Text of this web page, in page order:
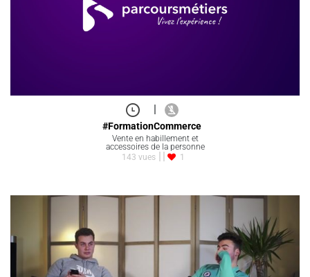
#FormationCommerce
Vente en habillement et
accessoires de la personne
143 vues
1